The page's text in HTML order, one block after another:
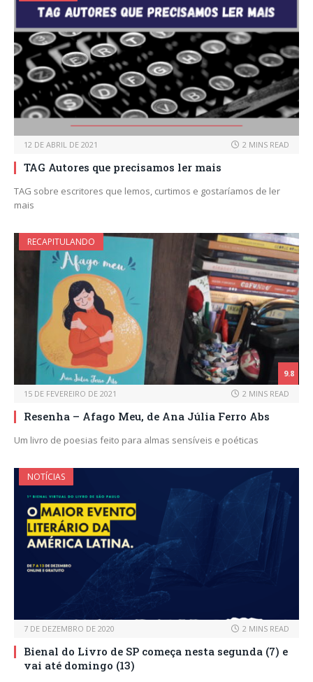
12 DE ABRIL DE 2021 2 MINS READ
TAG Autores que precisamos ler mais
TAG sobre escritores que lemos, curtimos e gostaríamos de ler
mais
9.8
RECAPITULANDO
15 DE FEVEREIRO DE 2021 2 MINS READ
Resenha – Afago Meu, de Ana Júlia Ferro Abs
Um livro de poesias feito para almas sensíveis e poéticas
NOTÍCIAS
7 DE DEZEMBRO DE 2020 2 MINS READ
Bienal do Livro de SP começa nesta segunda (7) e
vai até domingo (13)